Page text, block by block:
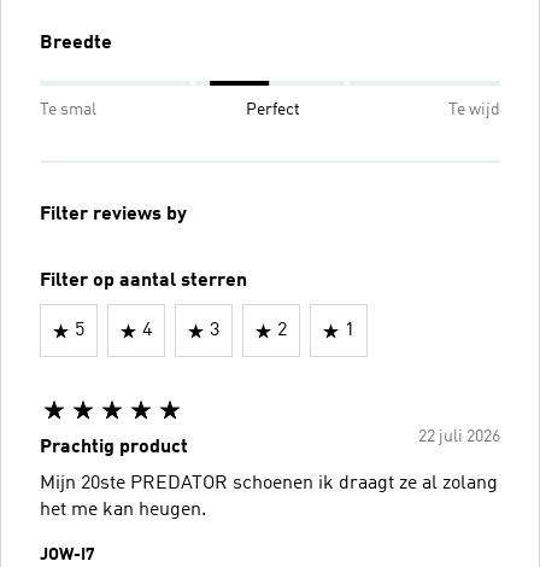
Breedte
Te smal Perfect Te wijd
Filter reviews by
Filter op aantal sterren
5 4 3 2 1
22 juli 2026
Prachtig product
Mijn 20ste PREDATOR schoenen ik draagt ze al zolang
het me kan heugen.
JOW-I7